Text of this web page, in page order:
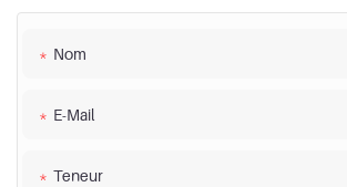
Nom
E-Mail
Teneur